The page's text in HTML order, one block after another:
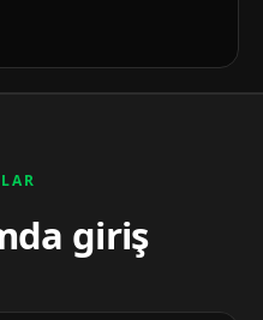
giriş